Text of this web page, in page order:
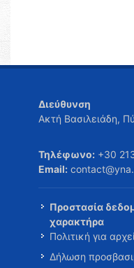
Διεύθυνση
Ακτή Βασιλειάδη,
Τηλέφωνο: +30
Email:
Προστασία
χαρακτήρα
Πολιτική για
Δήλωση